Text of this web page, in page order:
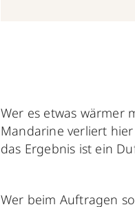
Wer es etwas wärmer
Mandarine verliert
das Ergebnis ist ein
Wer beim Auftragen